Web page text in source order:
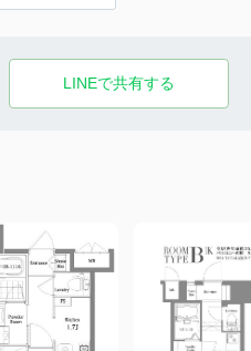
LINEで共有する